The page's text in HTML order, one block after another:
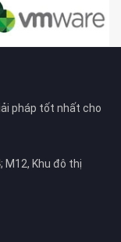
pháp tốt nhất cho
M12, Khu đô thị